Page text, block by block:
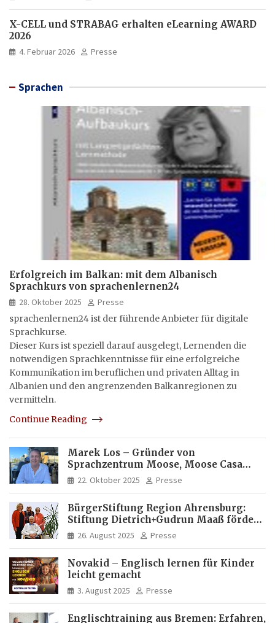
X-CELL und STRABAG erhalten eLearning AWARD
2026
4. Februar 2026 Presse
Sprachen
Erfolgreich im Balkan: mit dem Albanisch
Sprachkurs von sprachenlernen24
28. Oktober 2025
Presse
sprachenlernen24 ist der führende Anbieter für digitale
Sprachkurse.
Dieser Kurs ist speziell darauf ausgelegt, Lernenden die
notwendigen Sprachkenntnisse für eine erfolgreiche
Kommunikation im beruflichen und privaten Alltag in
Albanien und den angrenzenden Balkanregionen zu
vermitteln.
Continue Reading
Marek Los – Gründer von
Sprachzentrum Moose, Moose Casa
Italia und Apartamento Brasil |
Internationaler Experte für Bildung
22. Oktober 2025 Presse
BürgerStiftung Region Ahrensburg:
Stiftung Dietrich+Gudrun Maaß fördert
Deutschkenntnisse von Frauen
26. August 2025 Presse
Novakid – Englisch lernen für Kinder
leicht gemacht
3. August 2025 Presse
Englischtraining aus Bremen: Erfahren,